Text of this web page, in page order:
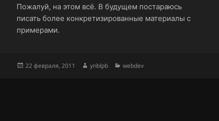
Пожалуй, на этом всё. В будущем постараюсь
писать более конкретизированные материалы с
примерами.
Опубликовано
22 февраля, 2011 Автор
ynblpb Рубрики
webdev